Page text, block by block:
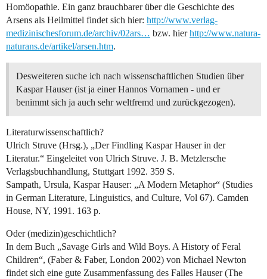
Homöopathie. Ein ganz brauchbarer über die Geschichte des
Arsens als Heilmittel findet sich hier: http://www.verlag-
medizinischesforum.de/archiv/02ars… bzw. hierhttp://www.natura-
naturans.de/artikel/arsen.htm.
Desweiteren suche ich nach wissenschaftlichen Studien über
Kaspar Hauser (ist ja einer Hannos Vornamen - und er
benimmt sich ja auch sehr weltfremd und zurückgezogen).
Literaturwissenschaftlich?
Ulrich Struve (Hrsg.), „Der Findling Kaspar Hauser in der
Literatur.“ Eingeleitet von Ulrich Struve. J. B. Metzlersche
Verlagsbuchhandlung, Stuttgart 1992. 359 S.
Sampath, Ursula, Kaspar Hauser: „A Modern Metaphor“ (Studies
in German Literature, Linguistics, and Culture, Vol 67). Camden
House, NY, 1991. 163 p.
Oder (medizin)geschichtlich?
In dem Buch „Savage Girls and Wild Boys. A History of Feral
Children“, (Faber & Faber, London 2002) von Michael Newton
findet sich eine gute Zusammenfassung des Falles Hauser (The